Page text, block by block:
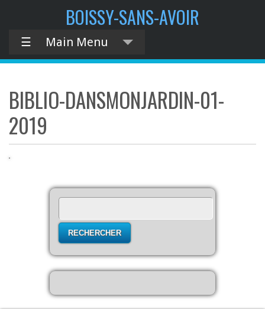
BOISSY-SANS-AVOIR
☰ Main Menu
BIBLIO-DANSMONJARDIN-01-
2019